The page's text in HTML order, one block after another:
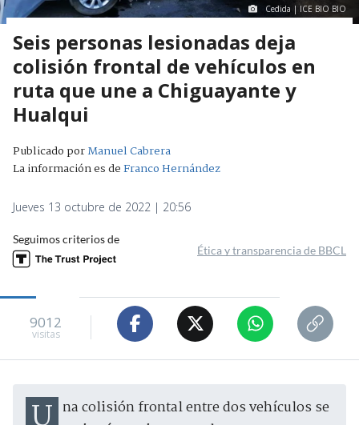
Cedida | ICE BIO BIO
Seis personas lesionadas deja
colisión frontal de vehículos en
ruta que une a Chiguayante y
Hualqui
Publicado porManuel Cabrera
La información es deFranco Hernández
Jueves 13 octubre de 2022 | 20:56
Seguimos criterios de
Ética y transparencia de BBCL
9012
visitas